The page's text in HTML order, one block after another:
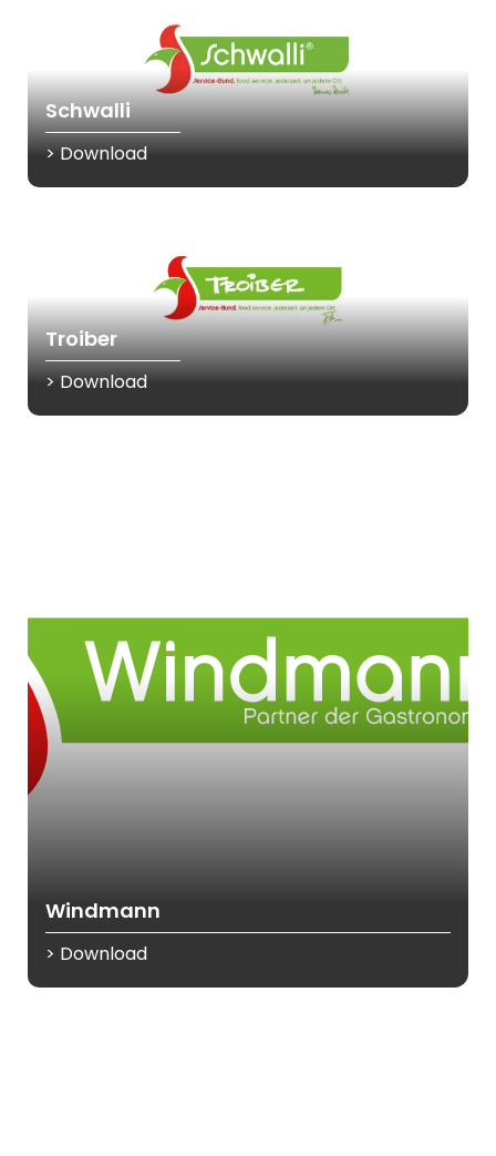
Schwalli
> Download
Troiber
> Download
Windmann
> Download